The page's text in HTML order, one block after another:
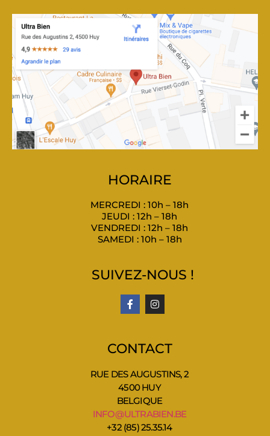
HORAIRE
MERCREDI : 10h – 18h
JEUDI : 12h – 18h
VENDREDI : 12h – 18h
SAMEDI : 10h – 18h
SUIVEZ-NOUS !
CONTACT
RUE DES AUGUSTINS, 2
4500 HUY
BELGIQUE
INFO@ULTRABIEN.BE
+32 (85) 25.35.14